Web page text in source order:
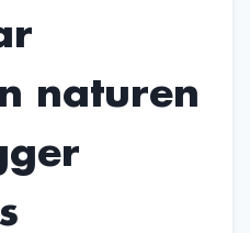
naturen